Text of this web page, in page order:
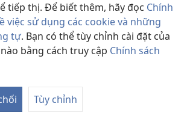
tiếp thị. Để biết thêm, hãy đọc Chính
việc sử dụng các cookie và những
tự. Bạn có thể tùy chỉnh cài đặt của
bằng cách truy cập Chính sách
Tùy chỉnh
Canh Số 5 năm 2017
thường khi nói người không
con” không?